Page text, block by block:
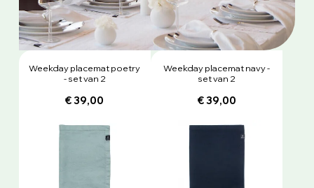
Weekday placemat poetry
- set van 2
€ 39,00
Weekday placemat navy -
set van 2
€ 39,00